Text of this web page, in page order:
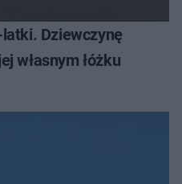
Dziewczynę
własnym łóżku